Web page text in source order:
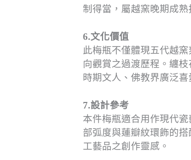
制得當，屬越窯晚期成熟
6.文化價值
此梅瓶不僅體現五代越
向觀賞之過渡歷程。纏
時期文人、佛教界廣泛
7.設計參考
本件梅瓶適合用作現代
部弧度與蓮瓣紋環飾的
工藝品之創作靈感。